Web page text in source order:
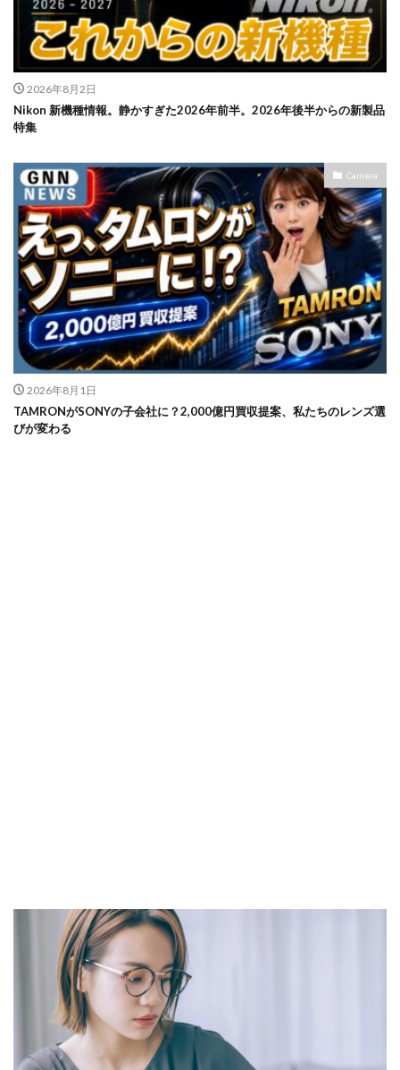
2026年8月2日
Nikon 新機種情報。静かすぎた2026年前半。2026年後半からの新製品
特集
Camera
2026年8月1日
TAMRONがSONYの子会社に？2,000億円買収提案、私たちのレンズ選
びが変わる